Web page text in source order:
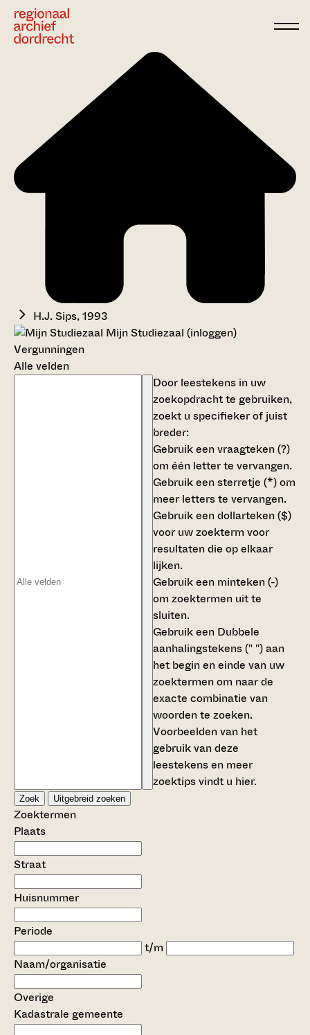
H.J. Sips, 1993
Mijn Studiezaal (inloggen)
Vergunningen
Alle velden
Door leestekens in uw
zoekopdracht te gebruiken,
zoekt u specifieker of juist
breder:
Gebruik eenvraagteken (?)
om één letter te vervangen.
Gebruik eensterretje (*)om
meer letters te vervangen.
Gebruik eendollarteken ($)
voor uw zoekterm voor
resultaten die op elkaar
lijken.
Gebruik een minteken (-)
om zoektermen uit te
sluiten.
Gebruik een Dubbele
aanhalingstekens (" ")aan
het begin en einde van uw
zoektermen om naar de
exacte combinatie van
woorden te zoeken.
Voorbeelden van het
gebruik van deze
leestekens en meer
zoektips vindt u hier.
Zoek Uitgebreid zoeken
Zoektermen
Plaats
Straat
Huisnummer
Periode
t/m
Naam/organisatie
Overige
Kadastrale gemeente